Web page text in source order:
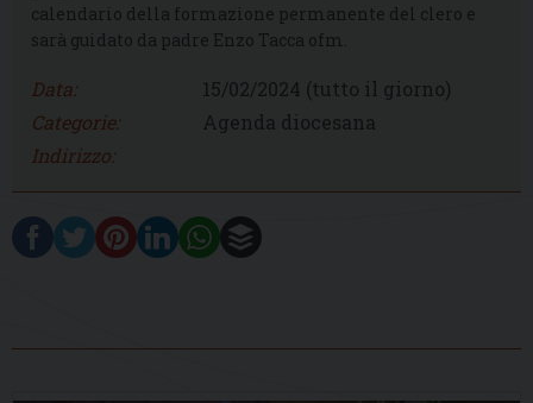
calendario della formazione permanente del clero e
sarà guidato da padre Enzo Tacca ofm.
Data: 15/02/2024 (tutto il giorno)
Categorie:
Agenda diocesana
Indirizzo: